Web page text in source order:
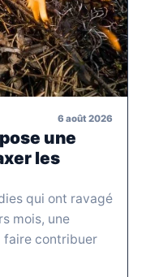
6 août 2026
une
les
qui ont ravagé
mois, une
faire contribuer